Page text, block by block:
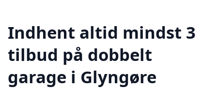
Indhent altid mindst 3
tilbud på dobbelt
garage i Glyngøre